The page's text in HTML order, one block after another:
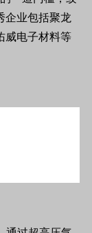
企业包括聚龙
威电子材料等